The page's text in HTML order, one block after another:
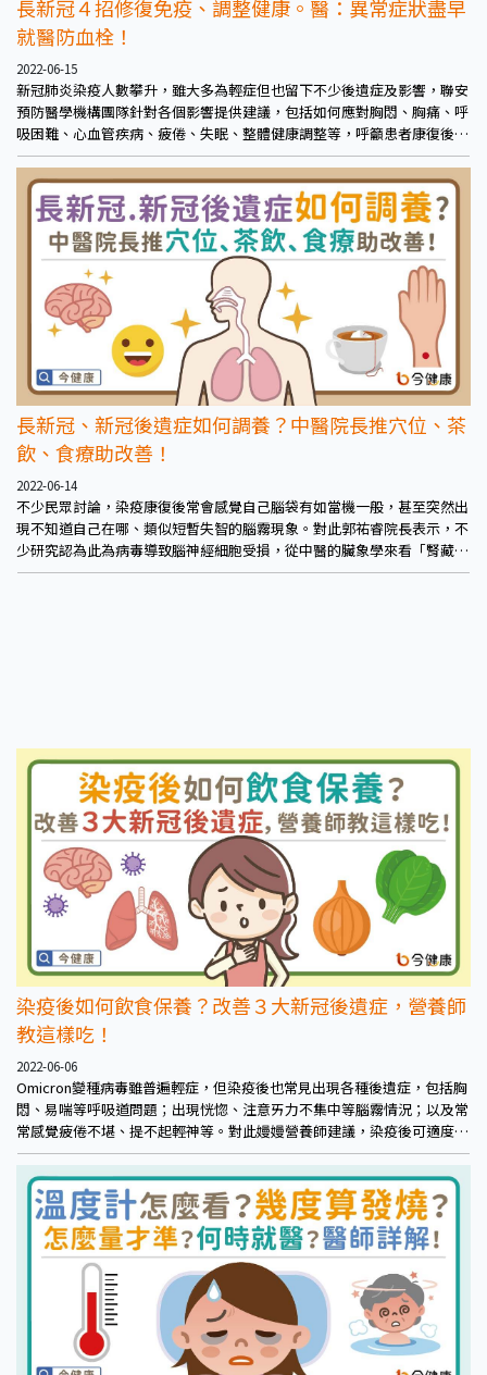
長新冠４招修復免疫、調整健康。醫：異常症狀盡早
就醫防血栓！
2022-06-15
新冠肺炎染疫人數攀升，雖大多為輕症但也留下不少後遺症及影響，聯安
預防醫學機構團隊針對各個影響提供建議，包括如何應對胸悶、胸痛、呼
吸困難、心血管疾病、疲倦、失眠、整體健康調整等，呼籲患者康復後也
應好好休養並觀察身體狀況，視情況就醫檢查。
長新冠、新冠後遺症如何調養？中醫院長推穴位、茶
飲、食療助改善！
2022-06-14
不少民眾討論，染疫康復後常會感覺自己腦袋有如當機一般，甚至突然出
現不知道自己在哪、類似短暫失智的腦霧現象。對此郭祐睿院長表示，不
少研究認為此為病毒導致腦神經細胞受損，從中醫的臟象學來看「腎藏
精、精生髓、髓聚於腦」，因此針對腦霧可從補腎滋陰的「補腎清腦茶」
染疫後如何飲食保養？改善３大新冠後遺症，營養師
教這樣吃！
2022-06-06
Omicron變種病毒雖普遍輕症，但染疫後也常見出現各種後遺症，包括胸
悶、易喘等呼吸道問題；出現恍惚、注意ㄞ力不集中等腦霧情況；以及常
常感覺疲倦不堪、提不起輕神等。對此嫚嫚營養師建議，染疫後可適度補
充營養進行保養，有助於減輕症狀、幫助身體復原。